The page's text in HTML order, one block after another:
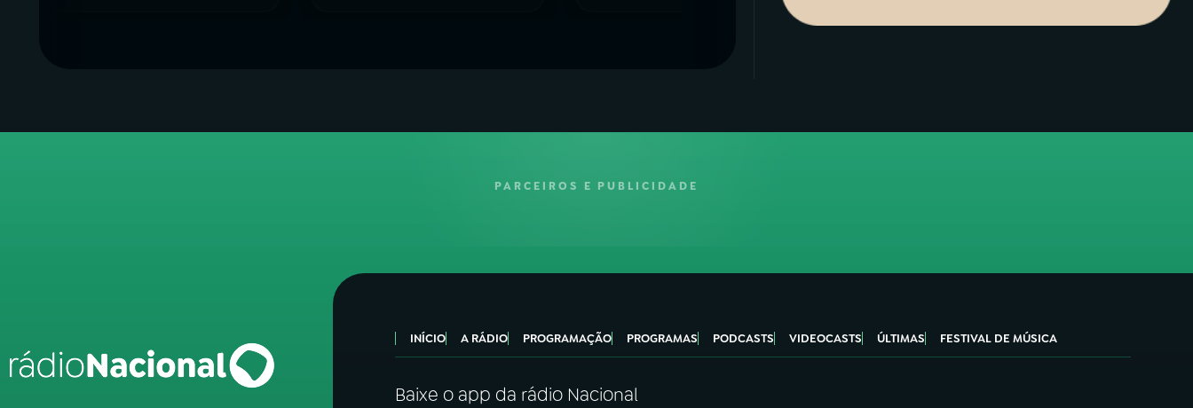
PARCEIROS E PUBLICIDADE
INÍCIO A RÁDIO PROGRAMAÇÃO PROGRAMAS PODCASTS VIDEOCASTS ÚLTIMAS FESTIVAL DE MÚSICA
Baixe o app da rádio Nacional